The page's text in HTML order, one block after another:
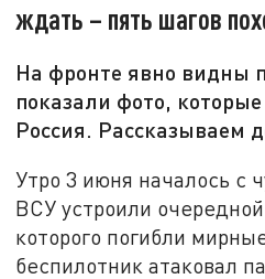
ждать – пять шагов
На фронте явно видны
показали фото,
Россия. Рассказываем
Утро 3 июня началось с
ВСУ устроили очередной
которого погибли
беспилотник атаковал